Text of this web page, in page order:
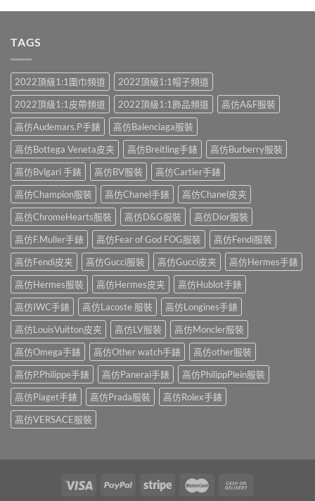
TAGS
2022頂級1:1圍巾頻道
2022頂級1:1帽子頻道
2022頂級1:1皮帶頻道
2022頂級1:1飾品頻道
高仿A&F服裝
高仿Audemars.P手錶
高仿Balenciaga服裝
高仿Bottega Veneta皮夹
高仿Breitling手錶
高仿Burberry服裝
高仿Bvlgari 手錶
高仿BV服裝
高仿Cartier手錶
高仿Champion服裝
高仿Chanel手錶
高仿Chanel皮夹
高仿ChromeHearts服裝
高仿D&G服裝
高仿Dior服裝
高仿F.Muller手錶
高仿Fear of God FOG服裝
高仿Fendi服裝
高仿Fendi皮夹
高仿Gucci服裝 高仿Gucci皮夹
高仿Hermes手錶
高仿Hermes服裝
高仿Hermes皮夹
高仿Hublot手錶
高仿IWC手錶
高仿Lacoste 服裝
高仿Longines手錶
高仿LouisVuitton皮夹
高仿LV服裝
高仿Moncler服裝
高仿Omega手錶
高仿Other watch手錶
高仿other服裝
高仿P.Philippe手錶
高仿Panerai手錶
高仿PhilippPlein服裝
高仿Piaget手錶
高仿Prada服裝
高仿Rolex手錶
高仿VERSACE服裝